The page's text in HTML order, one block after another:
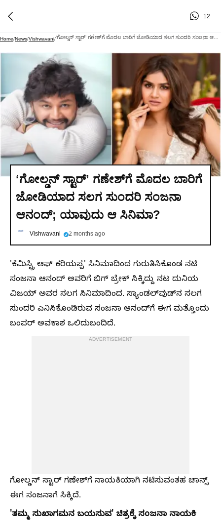
12
Home/News/Vishwavani/
ʻಗೋಲ್ಡನ್‌ ಸ್ಟಾರ್‌ʼ ಗಣೇಶ್‌ಗೆ ಮೊದಲ ಬಾರಿಗೆ
ಜೋಡಿಯಾದ ಸಲಗ ಸುಂದರಿ ಸಂಜನಾ
ಆನಂದ್‌; ಯಾವುದು ಆ ಸಿನಿಮಾ?
Vishwavani 2 months ago
'ಕೆಮಿಸ್ಟ್ರಿ ಆಫ್ ಕರಿಯಪ್ಪ' ಸಿನಿಮಾದಿಂದ ಗುರುತಿಸಿಕೊಂಡ ನಟಿ
ಸಂಜನಾ ಆನಂದ್‌ ಅವರಿಗೆ ಬಿಗ್‌ ಬ್ರೇಕ್‌ ಸಿಕ್ಕಿದ್ದು ನಟ ದುನಿಯ
ವಿಜಯ್‌ ಅವರ ಸಲಗ ಸಿನಿಮಾದಿಂದ. ಸ್ಯಾಂಡಲ್‌ವುಡ್‌ನ ಸಲಗ
ಸುಂದರಿ ಎನಿಸಿಕೊಂಡಿರುವ ಸಂಜನಾ ಆನಂದ್‌ಗೆ ಈಗ ಮತ್ತೊಂದು
ಬಂಪರ್‌ ಅವಕಾಶ ಒಲಿದುಬಂದಿದೆ.
ADVERTISEMENT
ಗೋಲ್ಡನ್‌ ಸ್ಟಾರ್‌ ಗಣೇಶ್‌ಗೆ ನಾಯಕಿಯಾಗಿ ನಟಿಸುವಂತಹ ಚಾನ್ಸ್‌
ಈಗ ಸಂಜನಾಗೆ ಸಿಕ್ಕಿದೆ.
'ತಮ್ಮ ಸುಖಾಗಮನ ಬಯಸುವ' ಚಿತ್ರಕ್ಕೆ ಸಂಜನಾ ನಾಯಕಿ